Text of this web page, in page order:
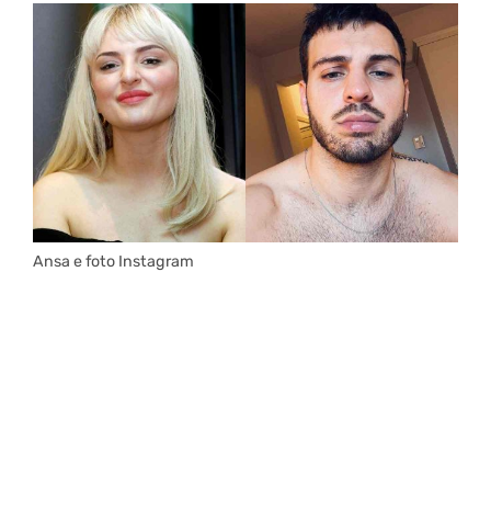
Ansa e foto Instagram